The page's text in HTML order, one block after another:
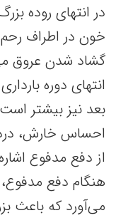
در انتهای روده
خون در اطراف
گشاد شدن عروق
انتهای دوره
بعد نیز بیشتر
احساس خارش،
از دفع مدفوع
هنگام دفع
می‌آورد که باعث